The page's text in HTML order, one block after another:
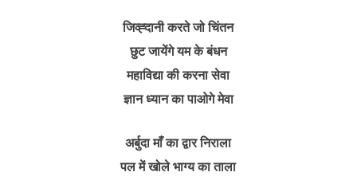
जिव्ह्दानी करते जो चिंतन
छुट जायेंगे यम के बंधन
महाविद्या की करना सेवा
ज्ञान ध्यान का पाओगे मेवा
अर्बुदा माँ का द्वार निराला
पल में खोले भाग्य का ताला